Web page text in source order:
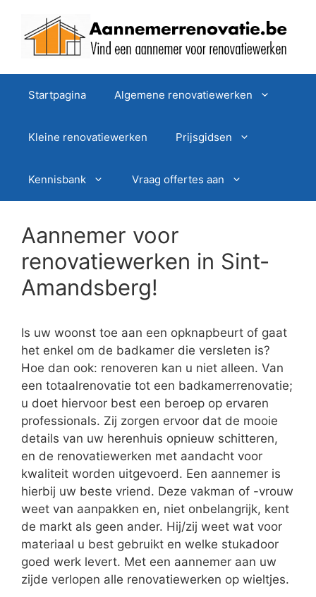
Startpagina Algemene renovatiewerken
Kleine renovatiewerken Prijsgidsen
Kennisbank Vraag offertes aan
Aannemer voor
renovatiewerken in Sint-
Amandsberg!
Is uw woonst toe aan een opknapbeurt of gaat
het enkel om de badkamer die versleten is?
Hoe dan ook: renoveren kan u niet alleen. Van
een totaalrenovatie tot een badkamerrenovatie;
u doet hiervoor best een beroep op ervaren
professionals. Zij zorgen ervoor dat de mooie
details van uw herenhuis opnieuw schitteren,
en de renovatiewerken met aandacht voor
kwaliteit worden uitgevoerd. Een aannemer is
hierbij uw beste vriend. Deze vakman of -vrouw
weet van aanpakken en, niet onbelangrijk, kent
de markt als geen ander. Hij/zij weet wat voor
materiaal u best gebruikt en welke stukadoor
goed werk levert. Met een aannemer aan uw
zijde verlopen alle renovatiewerken op wieltjes.